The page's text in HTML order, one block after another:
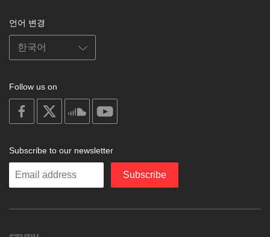
언어 변경
Follow us on
on
facebook
soundcloud
Subscribe to our newsletter
Enter
Subscribe